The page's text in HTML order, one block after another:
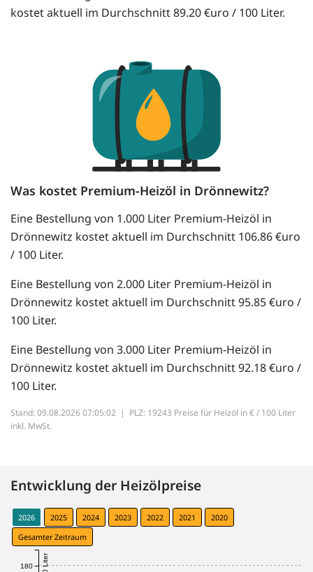
kostet aktuell im Durchschnitt 89.20 €uro / 100 Liter.
Was kostet Premium-Heizöl in Drönnewitz?
Eine Bestellung von 1.000 Liter Premium-Heizöl in
Drönnewitz kostet aktuell im Durchschnitt 106.86 €uro
/ 100 Liter.
Eine Bestellung von 2.000 Liter Premium-Heizöl in
Drönnewitz kostet aktuell im Durchschnitt 95.85 €uro /
100 Liter.
Eine Bestellung von 3.000 Liter Premium-Heizöl in
Drönnewitz kostet aktuell im Durchschnitt 92.18 €uro /
100 Liter.
Stand: 09.08.2026 07:05:02 | PLZ: 19243 Preise für Heizöl in € / 100 Liter
inkl. MwSt.
Entwicklung der Heizölpreise
2026 2025 2024 2023 2022 2021
2020
Gesamter Zeitraum
180